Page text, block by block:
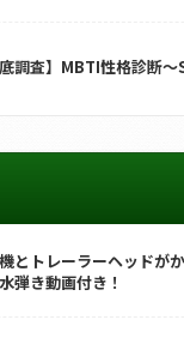
底調査】MBTI性格診断
とトレーラーヘッドが
弾き動画付き！